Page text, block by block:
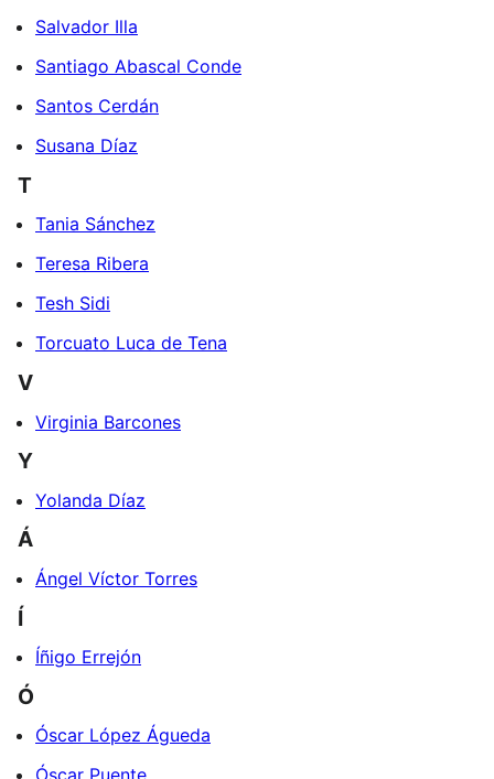
Salvador Illa
Santiago Abascal Conde
Santos Cerdán
Susana Díaz
T
Tania Sánchez
Teresa Ribera
Tesh Sidi
Torcuato Luca de Tena
V
Virginia Barcones
Y
Yolanda Díaz
Á
Ángel Víctor Torres
Í
Íñigo Errejón
Ó
Óscar López Águeda